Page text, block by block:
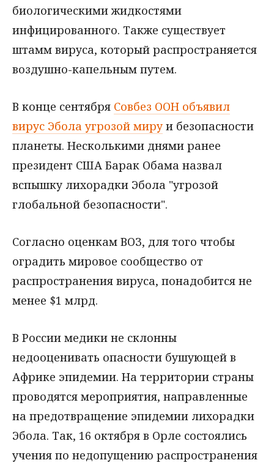
биологическими жидкостями
инфицированного. Также существует
штамм вируса, который распространяется
воздушно-капельным путем.
В конце сентября Совбез ООН объявил
вирус Эбола угрозой миру и безопасности
планеты. Несколькими днями ранее
президент США Барак Обама назвал
вспышку лихорадки Эбола "угрозой
глобальной безопасности".
Согласно оценкам ВОЗ, для того чтобы
оградить мировое сообщество от
распространения вируса, понадобится не
менее $1 млрд.
В России медики не склонны
недооценивать опасности бушующей в
Африке эпидемии. На территории страны
проводятся мероприятия, направленные
на предотвращение эпидемии лихорадки
Эбола. Так, 16 октября в Орле состоялись
учения по недопущению распространения